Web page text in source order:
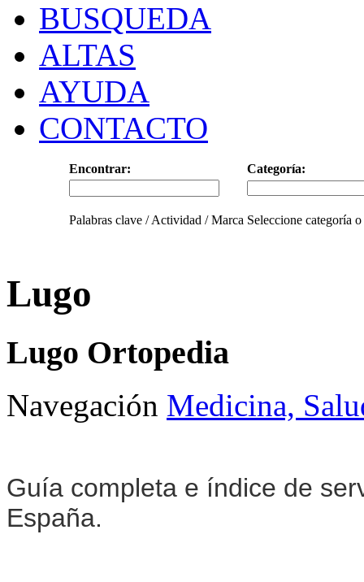
BUSQUEDA
ALTAS
AYUDA
CONTACTO
Encontrar: Categoría:
Palabras clave / Actividad / Marca Seleccione categoría
Lugo
Lugo Ortopedia
Navegación Medicina,
Guía completa e índice de
España.